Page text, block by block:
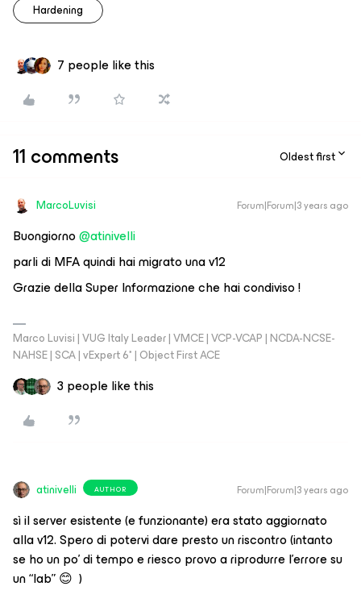
Hardening
7 people like this
11 comments Oldest first
MarcoLuvisi Forum|Forum|3 years ago
Buongiorno@atinivelli
parli di MFA quindi hai migrato una v12
Grazie della Super Informazione che hai condiviso !
Marco Luvisi | VUG Italy Leader | VMCE | VCP-VCAP | NCDA-NCSE-
NAHSE | SCA | vExpert 6* | Object First ACE
3 people like this
atinivelli AUTHOR Forum|Forum|3 years ago
sì il server esistente (e funzionante) era stato aggiornato
alla v12. Spero di potervi dare presto un riscontro (intanto
se ho un po’ di tempo e riesco provo a riprodurre l’errore su
un “lab” 😊 )